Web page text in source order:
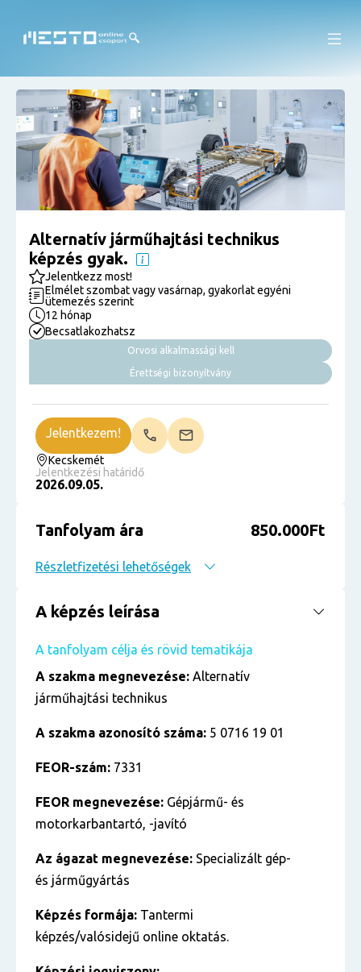
Alternatív járműhajtási technikus
képzés gyak.
Jelentkezz most!
Elmélet szombat vagy vasárnap, gyakorlat egyéni
ütemezés szerint
12 hónap
Becsatlakozhatsz
Orvosi alkalmassági kell
Érettségi bizonyítvány
Kecskemét
Jelentkezési határidő
2026.09.05.
Jelentkezem!
Tanfolyam ára 850.000Ft
Részletfizetési lehetőségek
A képzés leírása
A tanfolyam célja és rövid tematikája
A szakma megnevezése: Alternatív
járműhajtási technikus
A szakma azonosító száma: 5 0716 19 01
FEOR-szám: 7331
FEOR megnevezése: Gépjármű- és
motorkarbantartó, -javító
Az ágazat megnevezése: Specializált gép-
és járműgyártás
Képzés formája: Tantermi
képzés/valósidejű online oktatás.